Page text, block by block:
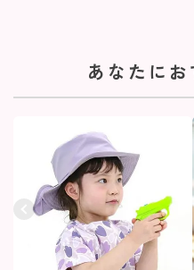
あなたに